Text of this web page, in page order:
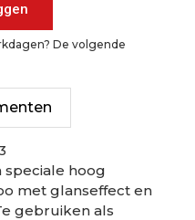
De volgende
speciale hoog
met glanseffect en
gebruiken als